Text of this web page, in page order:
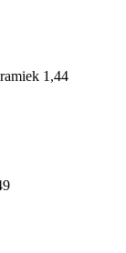
1,44